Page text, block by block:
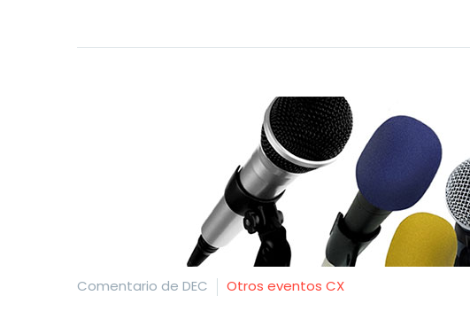
Comentario de DEC Otros eventos CX